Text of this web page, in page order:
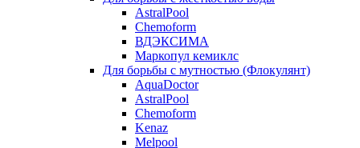
AstralPool
Chemoform
ВДЭКСИМА
Маркопул кемиклс
Для борьбы с мутностью (Флокулянт)
AquaDoctor
AstralPool
Chemoform
Kenaz
Melpool